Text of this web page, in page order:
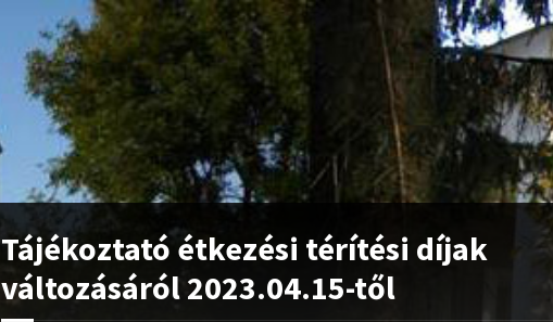
Tájékoztató étkezési térítési díjak
változásáról 2023.04.15-től